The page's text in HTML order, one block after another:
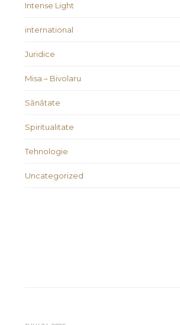
Intense Light
international
Juridice
Misa – Bivolaru
Sănătate
Spiritualitate
Tehnologie
Uncategorized